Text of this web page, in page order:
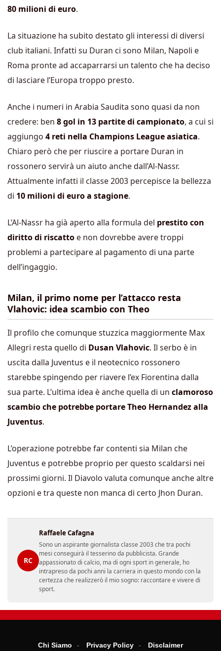
80 milioni di euro.
La situazione ha subito destato gli interessi di diversi
club italiani. Infatti su Duran ci sono Milan, Napoli e
Roma pronte ad accaparrarsi un talento che ha deciso
di lasciare l’Europa troppo presto.
Anche i numeri in Arabia Saudita sono quasi da non
credere: ben 8 gol in 13 partite di campionato, a cui si
aggiungo 4 reti nella Champions League asiatica.
Chiaro però che per riuscire a portare Duran in
rossonero servirà un aiuto anche dall’Al-Nassr.
Attualmente infatti il classe 2003 percepisce la bellezza
di 10 milioni di euro a stagione.
L’Al-Nassr ha già aperto alla formula del prestito con
diritto di riscatto e non dovrebbe avere troppi
problemi a partecipare al pagamento di una parte
dell’ingaggio.
Milan, il primo nome per l’attacco resta
Vlahovic: idea scambio con Theo
Il profilo che comunque stuzzica maggiormente Max
Allegri resta quello di Dusan Vlahovic. Il serbo è in
uscita dalla Juventus e il neotecnico rossonero
starebbe spingendo per riavere l’ex Fiorentina dalla
sua parte. L’ultima idea è anche quella di un clamoroso
scambio che potrebbe portare Theo Hernandez alla
Juventus.
L’operazione potrebbe far contenti sia Milan che
Juventus e potrebbe proprio per questo scaldarsi nei
prossimi giorni. Il Diavolo valuta comunque anche altre
opzioni e tra queste non manca di certo Jhon Duran.
RC
Raffaele Cafagna
Sono un aspirante giornalista classe 2003 che tra pochi
mesi conseguirà il tesserino da pubblicista. Grande
appassionato di calcio, ma di ogni sport in generale, ho
intrapreso da pochi anni la carriera in questo mondo con la
certezza che realizzerò il mio sogno: raccontare e vivere di
sport.
Chi Siamo Privacy Policy Disclaimer